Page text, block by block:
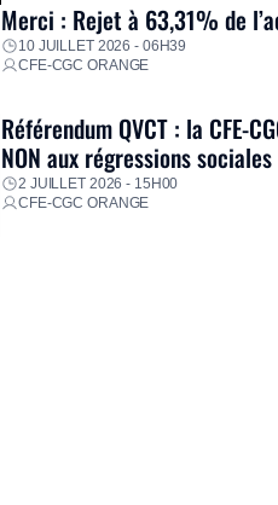
Merci : Rejet à 63,31% de
10 JUILLET 2026 - 06H39
CFE-CGC ORANGE
Référendum QVCT : la CFE-
NON aux régressions sociales
2 JUILLET 2026 - 15H00
CFE-CGC ORANGE